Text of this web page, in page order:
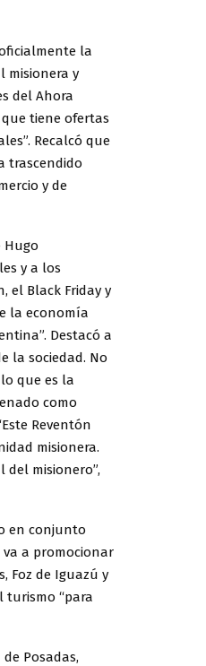
la
misionera y
del Ahora
tiene ofertas
Recalcó que
trascendido
y de
Hugo
y a los
el Black Friday y
la economía
Destacó a
la sociedad. No
que es la
como
Reventón
misionera.
del misionero”,
en conjunto
a promocionar
Foz de Iguazú y
“para
Posadas,